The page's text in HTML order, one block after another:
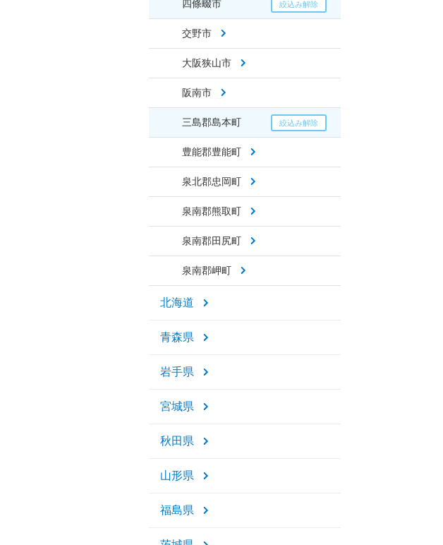
四條畷市
交野市
大阪狭山市
阪南市
三島郡島本町
豊能郡豊能町
泉北郡忠岡町
泉南郡熊取町
泉南郡田尻町
泉南郡岬町
北海道
青森県
岩手県
宮城県
秋田県
山形県
福島県